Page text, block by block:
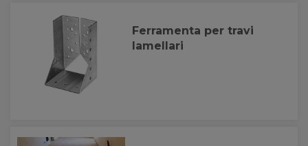
Ferramenta per travi
lamellari